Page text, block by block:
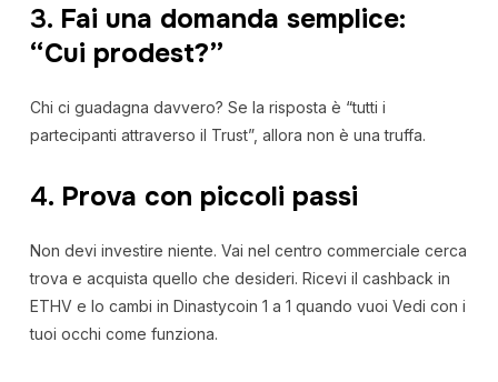
3. Fai una domanda semplice:
“Cui prodest?”
Chi ci guadagna davvero? Se la risposta è “tutti i
partecipanti attraverso il Trust”, allora non è una truffa.
4. Prova con piccoli passi
Non devi investire niente. Vai nel centro commerciale cerca
trova e acquista quello che desideri. Ricevi il cashback in
ETHV e lo cambi in Dinastycoin 1 a 1 quando vuoi Vedi con i
tuoi occhi come funziona.